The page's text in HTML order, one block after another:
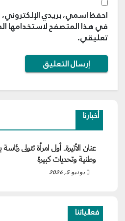
احفظ اسمي، بريدي الإلكتروني،
في هذا المتصفح لاستخدامها
تعليقي.
أخبارنا
عنان الأتيرة.. أول امرأة تتولى
وطنية وتحديات كبيرة
يونيو 5, 2026
فعالياتنا